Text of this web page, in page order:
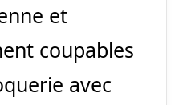
et
coupables
avec